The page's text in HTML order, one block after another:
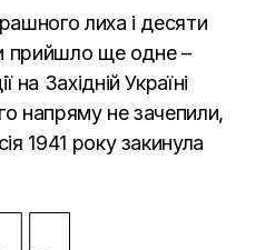
лиха і десяти
прийшло ще одне –
на Західній Україні
напряму не зачепили,
1941 року закинула